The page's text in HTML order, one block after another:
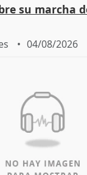
su marcha
04/08/2026